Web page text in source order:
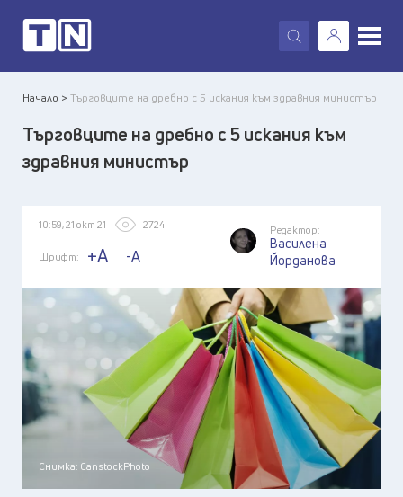
X
Начало >Търговците на дребно с 5 искания към здравния министър
Търговците на дребно с 5 искания към
здравния министър
10:59, 21 окт 21 2724
Шрифт: +A -A
Редактор:
Василена
Йорданова
Снимка: CanstockPhoto